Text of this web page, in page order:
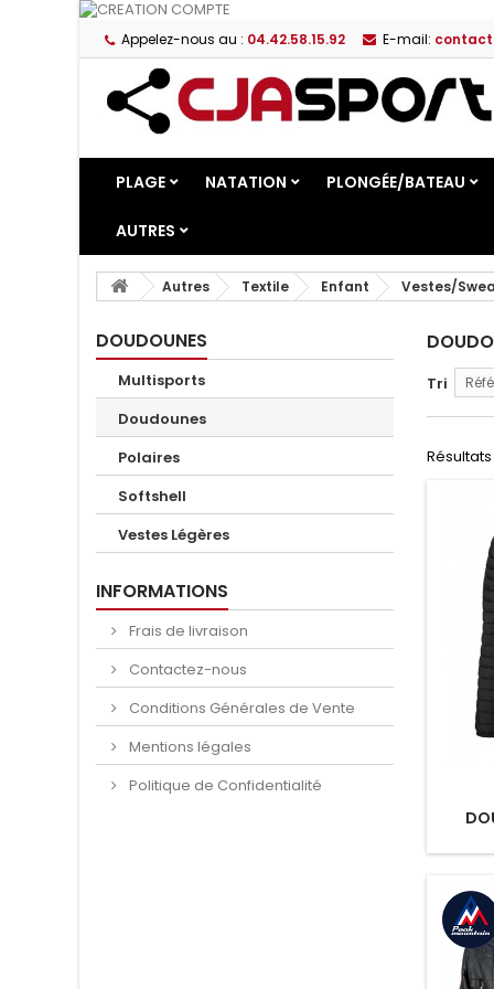
Appelez-nous au : 04.42.58.15.92 E-mail:
PLAGE NATATION PLONGÉE/BATEAU
AUTRES
Autres Textile Enfant Vestes/
DOUDOUNES
Multisports
Doudounes
Polaires
Softshell
Vestes Légères
INFORMATIONS
Frais de livraison
Contactez-nous
Conditions Générales de Vente
Mentions légales
Politique de Confidentialité
Tri
Résultats